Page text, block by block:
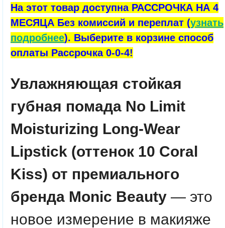
На этот товар доступна РАССРОЧКА НА 4
МЕСЯЦА Без комиссий и переплат (узнать
подробнее). Выберите в корзине способ
оплаты Рассрочка 0-0-4!
Увлажняющая стойкая
губная помада No Limit
Moisturizing Long-Wear
Lipstick (оттенок 10 Coral
Kiss) от премиального
бренда Monic Beauty — это
новое измерение в макияже